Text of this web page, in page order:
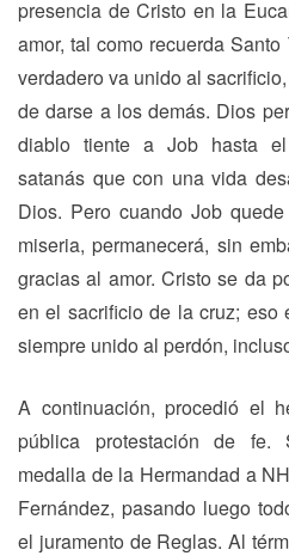
presencia de Cristo en la
amor, tal como recuerda
verdadero va unido al
de darse a los demás. Dios
diablo tiente a Job hasta el
satanás que con una vida
Dios. Pero cuando Job
miseria, permanecerá, sin
gracias al amor. Cristo se da
en el sacrificio de la cruz; eso
siempre unido al perdón,
A continuación, procedió el
pública protestación de fe.
medalla de la Hermandad a
Fernández, pasando luego
el juramento de Reglas. Al